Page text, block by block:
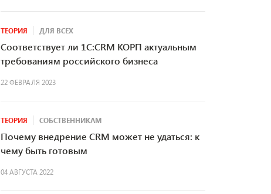
ТЕОРИЯ ДЛЯ ВСЕХ
Соответствует ли 1С:CRM КОРП актуальным
требованиям российского бизнеса
22 ФЕВРАЛЯ 2023
ТЕОРИЯ СОБСТВЕННИКАМ
Почему внедрение CRM может не удаться: к
чему быть готовым
04 АВГУСТА 2022